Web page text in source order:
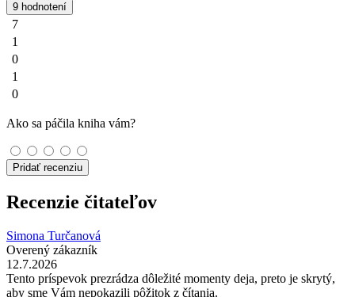
9 hodnotení
7
1
0
1
0
Ako sa páčila kniha vám?
Pridať recenziu
Recenzie čitateľov
Simona Turčanová
Overený zákazník
12.7.2026
Tento príspevok prezrádza dôležité momenty deja, preto je skrytý,
aby sme Vám nepokazili pôžitok z čítania.